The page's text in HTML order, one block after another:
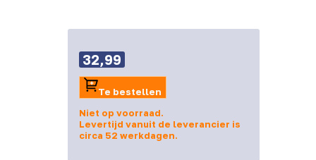
32,99
Te bestellen
Niet op voorraad.
Levertijd vanuit de leverancier is
circa 52 werkdagen.